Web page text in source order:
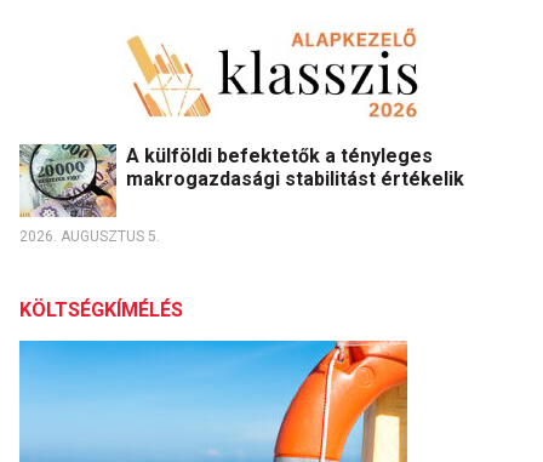
A külföldi befektetők a tényleges
makrogazdasági stabilitást értékelik
2026. AUGUSZTUS 5.
KÖLTSÉGKÍMÉLÉS